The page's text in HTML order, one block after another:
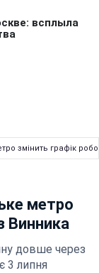
змінить графік
метро
Винника
довше через
3 липня